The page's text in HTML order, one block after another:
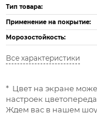
Тип товара:
Применение на покрытие:
Морозостойкость:
Все характеристики
* Цвет на экране
настроек
Ждем вас в нашем